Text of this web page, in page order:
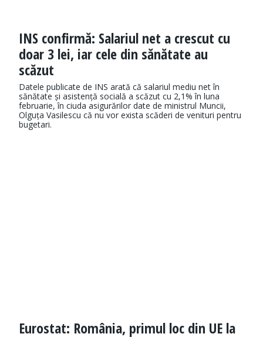
INS confirmă: Salariul net a crescut cu
doar 3 lei, iar cele din sănătate au
scăzut
Datele publicate de INS arată că salariul mediu net în
sănătate și asistență socială a scăzut cu 2,1% în luna
februarie, în ciuda asigurărilor date de ministrul Muncii,
Olguța Vasilescu că nu vor exista scăderi de venituri pentru
bugetari.
Eurostat: România, primul loc din UE la